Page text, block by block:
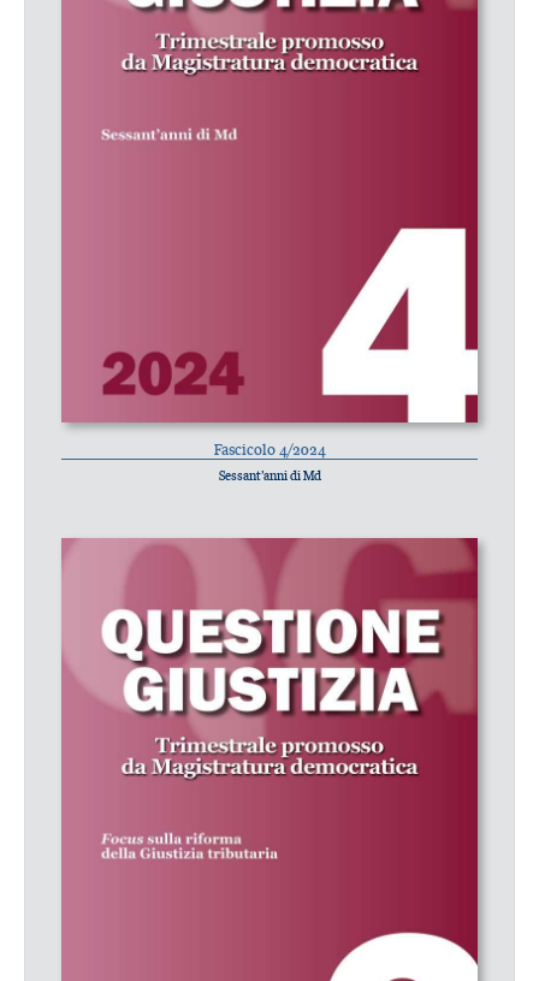
Fascicolo 4/2024
Sessant’anni di Md